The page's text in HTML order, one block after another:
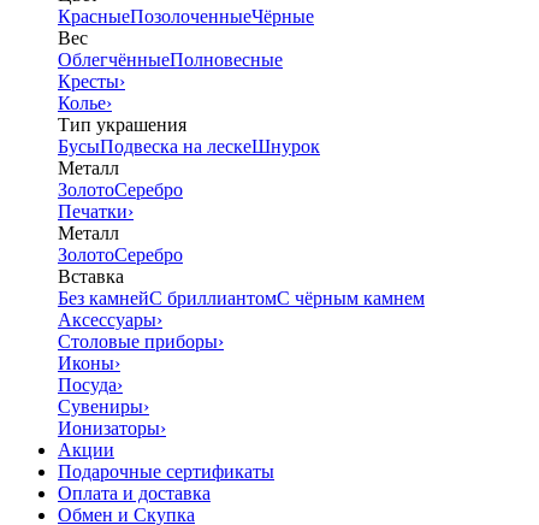
КрасныеПозолоченныеЧёрные
Вес
ОблегчённыеПолновесные
Кресты›
Колье›
Тип украшения
БусыПодвеска на лескеШнурок
Металл
ЗолотоСеребро
Печатки›
Металл
ЗолотоСеребро
Вставка
Без камнейС бриллиантомС чёрным камнем
Аксессуары›
Столовые приборы›
Иконы›
Посуда›
Сувениры›
Ионизаторы›
Акции
Подарочные сертификаты
Оплата и доставка
Обмен и Скупка